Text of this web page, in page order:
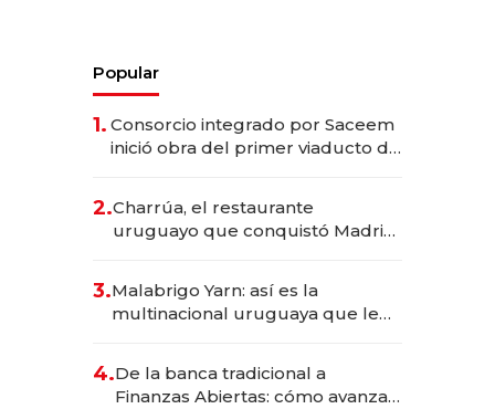
Popular
1. Consorcio integrado por Saceem
inició obra del primer viaducto de
millones
2.Charrúa, el restaurante
uruguayo que conquistó Madrid:
anticipación y prepara apertura
3.Malabrigo Yarn: así es la
multinacional uruguaya que le
4.De la banca tradicional a
Finanzas Abiertas: cómo avanza